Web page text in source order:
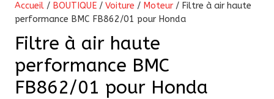
Accueil / BOUTIQUE / Voiture / Moteur / Filtre à air haute
performance BMC FB862/01 pour Honda
Filtre à air haute
performance BMC
FB862/01 pour Honda